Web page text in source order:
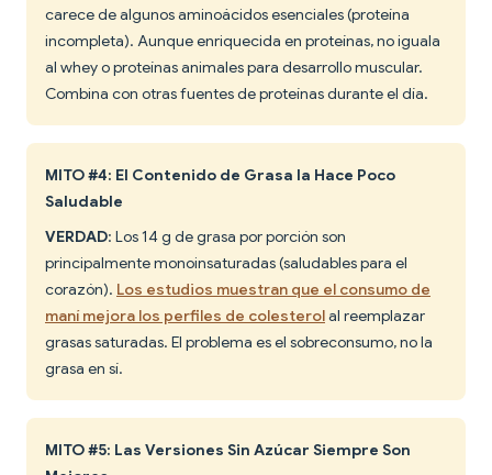
carece de algunos aminoácidos esenciales (proteína
incompleta). Aunque enriquecida en proteínas, no iguala
al whey o proteínas animales para desarrollo muscular.
Combina con otras fuentes de proteínas durante el día.
MITO #4: El Contenido de Grasa la Hace Poco
Saludable
VERDAD: Los 14 g de grasa por porción son
principalmente monoinsaturadas (saludables para el
corazón). Los estudios muestran que el consumo de
maní mejora los perfiles de colesterolal reemplazar
grasas saturadas. El problema es el sobreconsumo, no la
grasa en sí.
MITO #5: Las Versiones Sin Azúcar Siempre Son